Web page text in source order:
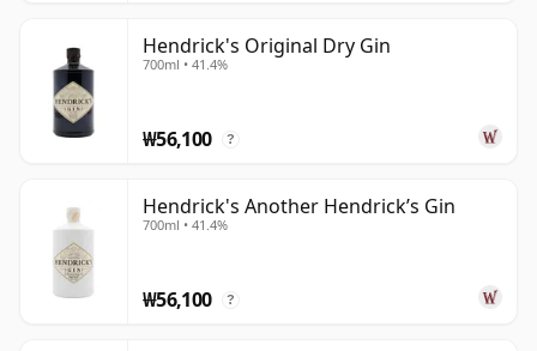
오리지널 Hendrick's Gin은 부드럽고 향기로우며 산뜻한
청량감을 지니고 있으며, 주니퍼, 시트러스 필, 스파이스, 오
이의 신선함, 그리고 부드러운 장미 노트가 균형 있게 어우
러집니다. 라인업은 Orbium, Neptunia, Flora Adora,
되어, 각각 Hendrick's만의 풍미 세계를 다양한 방식으로
탐구합니다.
Hendrick's의 매력은 개성이 뚜렷하면서도 접근하기 어렵
지 않다는 점에 있습니다. 클래식한 진 토닉과 롱 드링크에
Hendrick's Original Dry Gin
700ml • 41.4%
₩56,100 ?
Hendrick's Another Hendrick’s Gin
700ml • 41.4%
₩56,100 ?